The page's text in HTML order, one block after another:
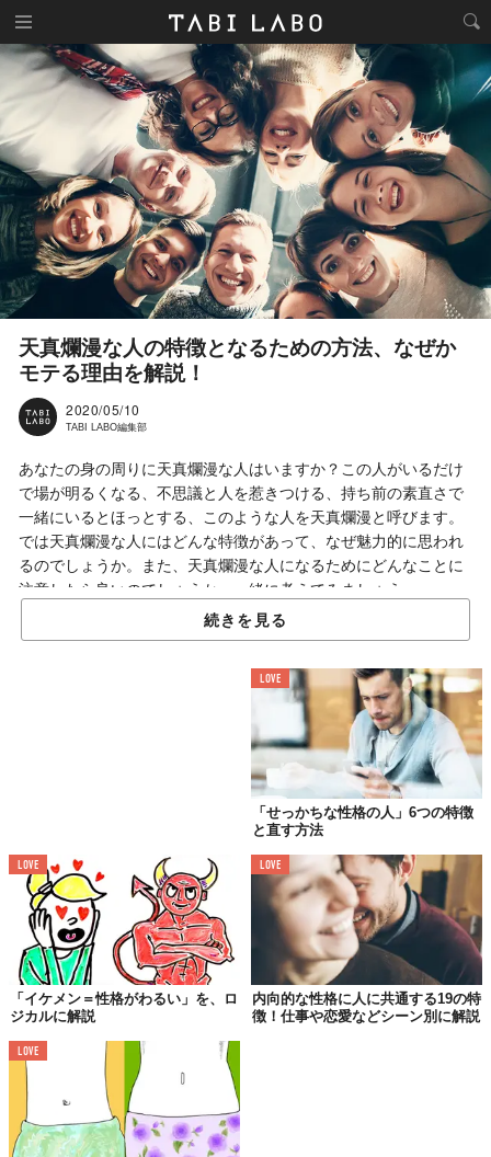
天真爛漫な人の特徴となるための方法、なぜか
モテる理由を解説！
2020/05/10
TABI LABO編集部
あなたの身の周りに天真爛漫な人はいますか？この人がいるだけ
で場が明るくなる、不思議と人を惹きつける、持ち前の素直さで
一緒にいるとほっとする、このような人を天真爛漫と呼びます。
では天真爛漫な人にはどんな特徴があって、なぜ魅力的に思われ
るのでしょうか。また、天真爛漫な人になるためにどんなことに
注意したら良いのでしょうか。一緒に考えてみましょう。
©khanti jantasao/Shutterstock.com
天真爛漫とは、素直で飾り気がなく、明るくて無邪気なことを言
います。語源は中国の古い随筆で、絵の出来を評した一文にて心
に思うままに表現した素晴らしい絵である、という褒め言葉でし
た。現代では赤ちゃんや子供に対して良い意味で使われることが
ほとんどです。「天真」とは生まれ持ったもの、「爛漫」は光り
続きを見る
LOVE
「せっかちな性格の人」6つの特徴
と直す方法
LOVE
「イケメン＝性格がわるい」を、ロ
ジカルに解説
LOVE
内向的な性格に人に共通する19の特
徴！仕事や恋愛などシーン別に解説
LOVE